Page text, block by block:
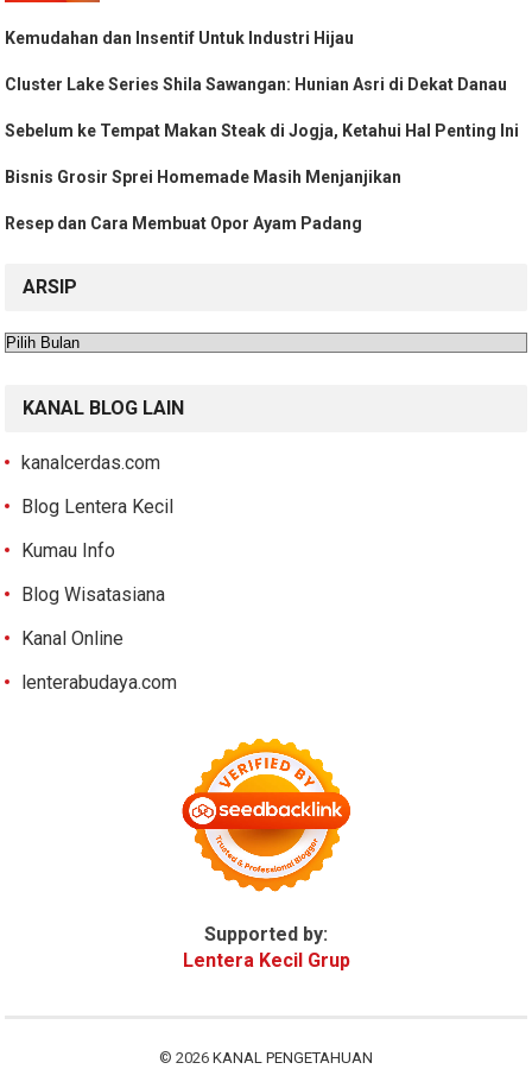
Kemudahan dan Insentif Untuk Industri Hijau
Cluster Lake Series Shila Sawangan: Hunian Asri di Dekat Danau
Sebelum ke Tempat Makan Steak di Jogja, Ketahui Hal Penting Ini
Bisnis Grosir Sprei Homemade Masih Menjanjikan
Resep dan Cara Membuat Opor Ayam Padang
ARSIP
Arsip
KANAL BLOG LAIN
kanalcerdas.com
Blog Lentera Kecil
Kumau Info
Blog Wisatasiana
Kanal Online
lenterabudaya.com
Supported by:
Lentera Kecil Grup
© 2026 KANAL PENGETAHUAN